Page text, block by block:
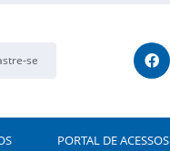
se
PORTAL DE ACESSOS